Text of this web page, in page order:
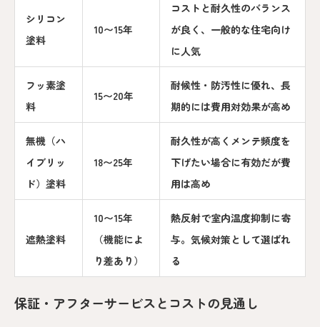
シリコン
塗料
10〜15年
コストと耐久性のバランス
が良く、一般的な住宅向け
に人気
フッ素塗
料
15〜20年
耐候性・防汚性に優れ、長
期的には費用対効果が高め
無機（ハ
イブリッ
ド）塗料
18〜25年
耐久性が高くメンテ頻度を
下げたい場合に有効だが費
用は高め
遮熱塗料
10〜15年
（機能によ
り差あり）
熱反射で室内温度抑制に寄
与。気候対策として選ばれ
る
保証・アフターサービスとコストの見通し